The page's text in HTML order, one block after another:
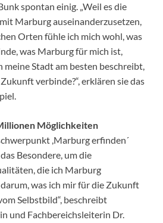
spontan einig. „Weil es die
Marburg auseinanderzusetzen,
Orten fühle ich mich wohl, was
was Marburg für mich ist,
Stadt am besten beschreibt,
verbinde?“, erklären sie das
Möglichkeiten
,Marburg erfinden´
Besondere, um die
die ich Marburg
was ich mir für die Zukunft
Selbstbild“, beschreibt
und Fachbereichsleiterin Dr.